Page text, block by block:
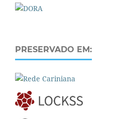
PRESERVADO EM: